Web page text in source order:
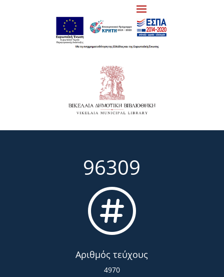
96309

Αριθμός τεύχους
4970